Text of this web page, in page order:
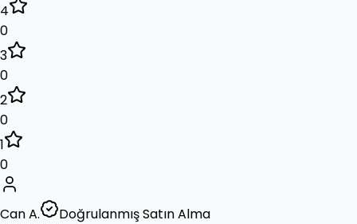
4
0
3
0
2
0
1
0
Can A. Doğrulanmış Satın Alma